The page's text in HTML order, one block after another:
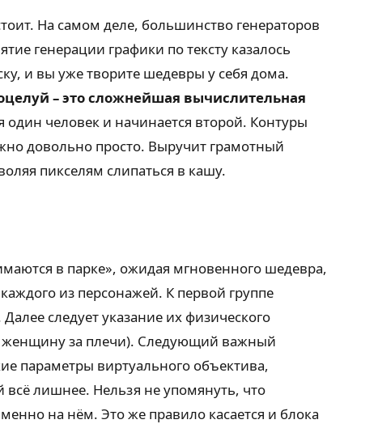
На самом деле, большинство генераторов
генерации графики по тексту казалось
и вы уже творите шедевры у себя дома.
– это сложнейшая вычислительная
один человек и начинается второй. Контуры
довольно просто. Выручит грамотный
пикселям слипаться в кашу.
в парке», ожидая мгновенного шедевра,
из персонажей. К первой группе
Далее следует указание их физического
женщину за плечи). Следующий важный
параметры виртуального объектива,
лишнее. Нельзя не упомянуть, что
на нём. Это же правило касается и блока